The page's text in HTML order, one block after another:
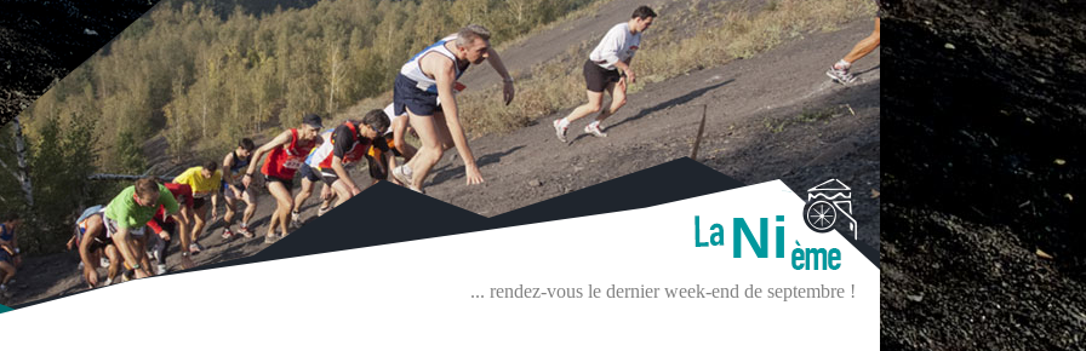
Ni
... rendez-vous le dernier week-end de septembre !